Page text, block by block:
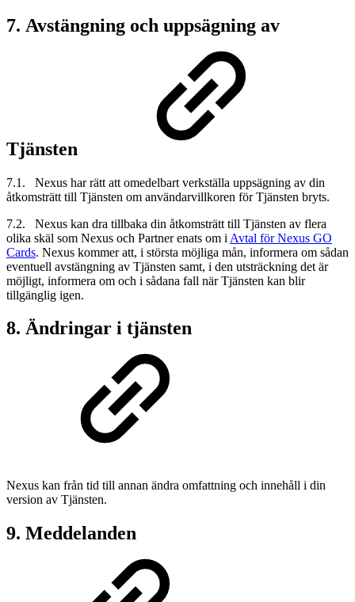
7. Avstängning och uppsägning av
Tjänsten
7.1. Nexus har rätt att omedelbart verkställa uppsägning av din
åtkomsträtt till Tjänsten om användarvillkoren för Tjänsten bryts.
7.2. Nexus kan dra tillbaka din åtkomsträtt till Tjänsten av flera
olika skäl som Nexus och Partner enats om i Avtal för Nexus GO
Cards. Nexus kommer att, i största möjliga mån, informera om sådan
eventuell avstängning av Tjänsten samt, i den utsträckning det är
möjligt, informera om och i sådana fall när Tjänsten kan blir
tillgänglig igen.
8. Ändringar i tjänsten
Nexus kan från tid till annan ändra omfattning och innehåll i din
version av Tjänsten.
9. Meddelanden